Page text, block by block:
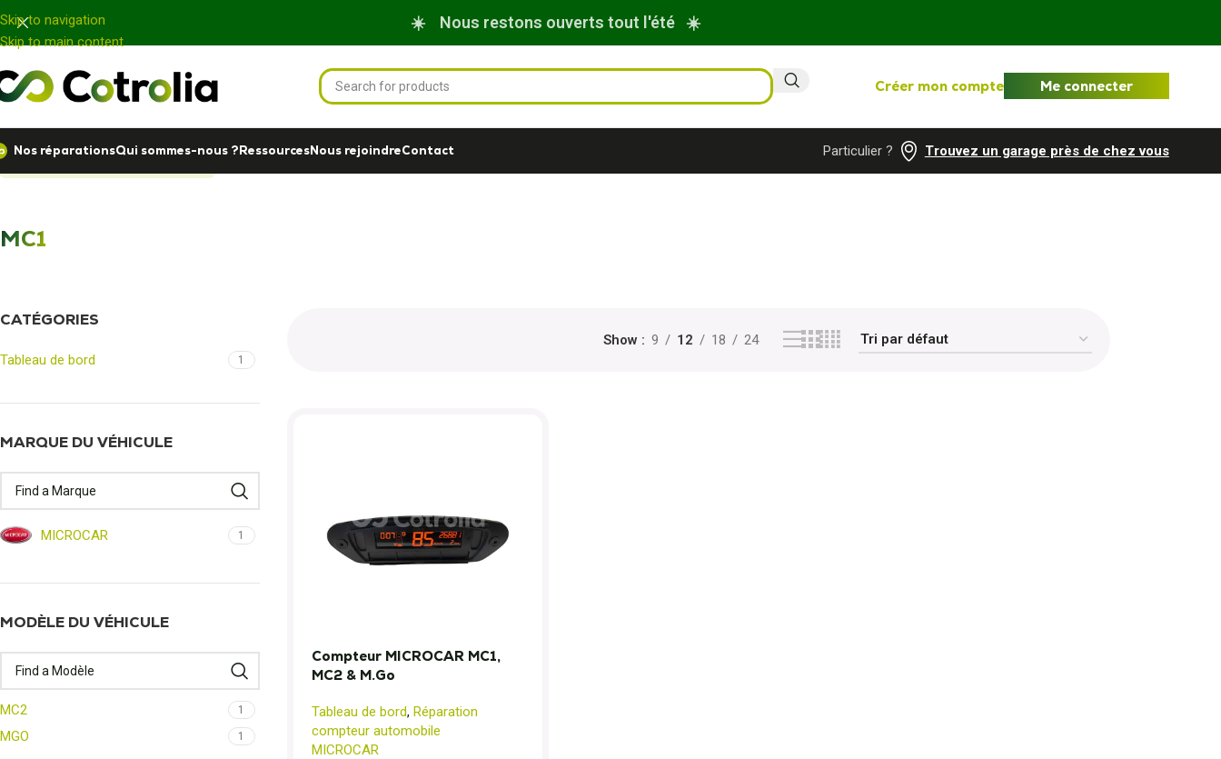
Panneau de gestion des cookies
Skip to navigation
Skip to main content
☀️ Nous restons ouverts tout l'été ☀️
Créer mon compte Me connecter
Nos réparationsQui sommes-nous ?RessourcesNous rejoindreContact Particulier ? Trouvez un garage près de chez vous
MC1
CATÉGORIES
Tableau de bord 1
MARQUE DU VÉHICULE
MICROCAR 1
MODÈLE DU VÉHICULE
MC2 1
MGO 1
Show 9 12 18 24
Compteur MICROCAR MC1,
MC2 & M.Go
Tableau de bord, Réparation
compteur automobile
MICROCAR